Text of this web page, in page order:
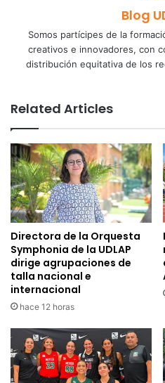
Blog
Somos partícipes de la
creativos e innovadores, con
distribución equitativa de los
Related Articles
Directora de la Orquesta
Symphonia de la UDLAP
dirige agrupaciones de
talla nacional e
internacional
hace 12 horas